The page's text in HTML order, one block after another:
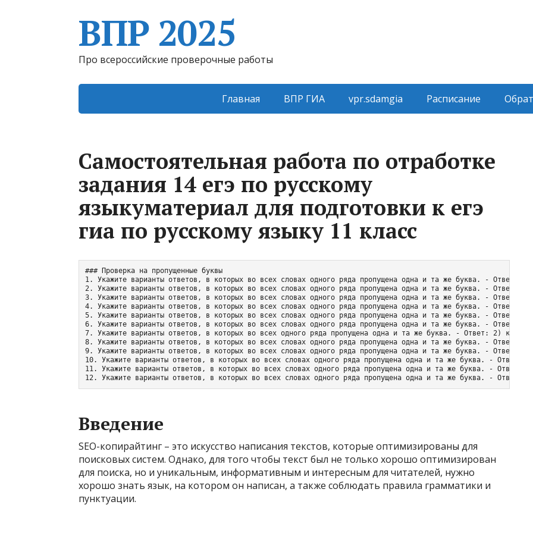
ВПР 2025
Про всероссийские проверочные работы
Главная ВПР ГИА vpr.sdamgia Расписание
Самостоятельная работа по отработке
задания 14 егэ по русскому
языкуматериал для подготовки к егэ
гиа по русскому языку 11 класс
### Проверка на пропущенные буквы
1. Укажите варианты ответов, в которых во всех словах одного ряда пропущена одна и та же буква. - Ответы:
2. Укажите варианты ответов, в которых во всех словах одного ряда пропущена одна и та же буква. - Ответы:
3. Укажите варианты ответов, в которых во всех словах одного ряда пропущена одна и та же буква. - Ответ:
4. Укажите варианты ответов, в которых во всех словах одного ряда пропущена одна и та же буква. - Ответ: 5)
5. Укажите варианты ответов, в которых во всех словах одного ряда пропущена одна и та же буква. - Ответ: 1)
6. Укажите варианты ответов, в которых во всех словах одного ряда пропущена одна и та же буква. - Ответ: 2)
7. Укажите варианты ответов, в которых во всех одного ряда пропущена одна и та же буква. - Ответ: 2)
8. Укажите варианты ответов, в которых во всех словах одного ряда пропущена одна и та же буква. - Ответ: 5)
9. Укажите варианты ответов, в которых во всех словах одного ряда пропущена одна и та же буква. - Ответ: 1)
10. Укажите варианты ответов, в которых во всех словах одного ряда пропущена одна и та же буква. - Ответ: 5)
11. Укажите варианты ответов, в которых во всех словах одного ряда пропущена одна и та же буква. - Ответ: 1)
12. Укажите варианты ответов, в которых во всех словах одного ряда пропущена одна и та же буква. - Ответ:
Введение
SEO-копирайтинг – это искусство написания текстов, которые оптимизированы для
поисковых систем. Однако, для того чтобы текст был не только хорошо оптимизирован
для поиска, но и уникальным, информативным и интересным для читателей, нужно
хорошо знать язык, на котором он написан, а также соблюдать правила грамматики и
пунктуации.